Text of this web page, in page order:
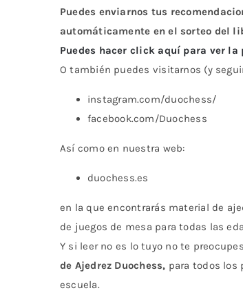
Puedes enviarnos tus
automáticamente en el sorteo del
Puedes hacer click aquí para ver
O también puedes visitarnos (y
instagram.com/duochess/
facebook.com/Duochess
Así como en nuestra web:
duochess.es
en la que encontrarás material de
de juegos de mesa para todas las
Y si leer no es lo tuyo no te
de Ajedrez Duochess, para todos los
escuela.